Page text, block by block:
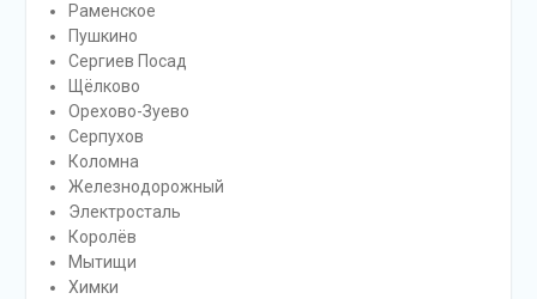
Раменское
Пушкино
Сергиев Посад
Щёлково
Орехово-Зуево
Серпухов
Коломна
Железнодорожный
Электросталь
Королёв
Мытищи
Химки